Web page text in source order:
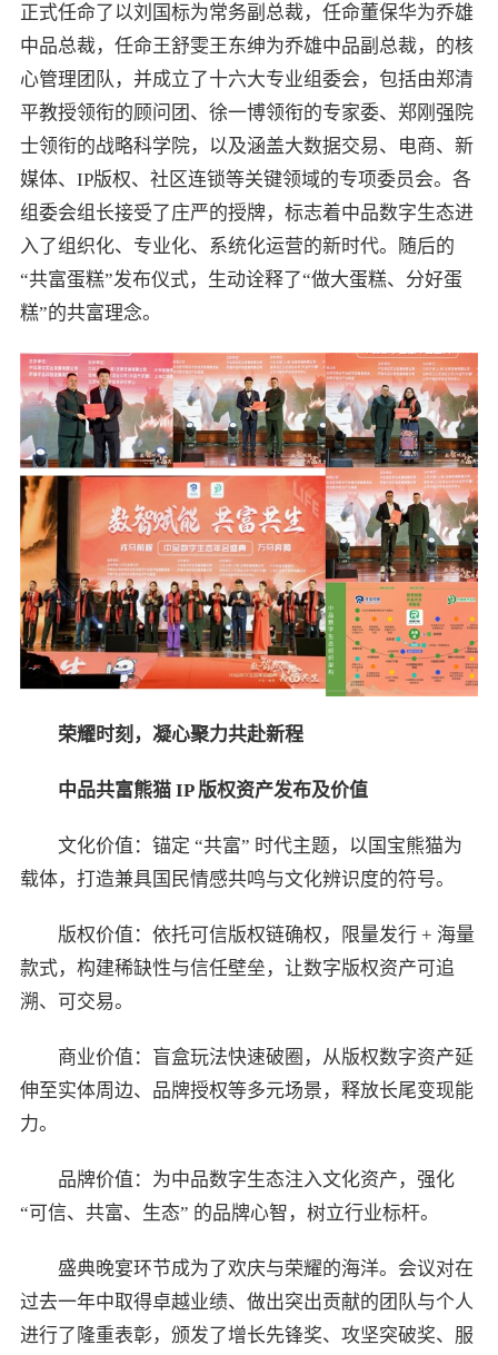
正式任命了以刘国标为常务副总裁，任命董保华为乔雄
中品总裁，任命王舒雯王东绅为乔雄中品副总裁，的核
心管理团队，并成立了十六大专业组委会，包括由郑清
平教授领衔的顾问团、徐一博领衔的专家委、郑刚强院
士领衔的战略科学院，以及涵盖大数据交易、电商、新
媒体、IP版权、社区连锁等关键领域的专项委员会。各
组委会组长接受了庄严的授牌，标志着中品数字生态进
入了组织化、专业化、系统化运营的新时代。随后的
“共富蛋糕”发布仪式，生动诠释了“做大蛋糕、分好蛋
糕”的共富理念。
荣耀时刻，凝心聚力共赴新程
中品共富熊猫 IP 版权资产发布及价值
文化价值：锚定 “共富” 时代主题，以国宝熊猫为
载体，打造兼具国民情感共鸣与文化辨识度的符号。
版权价值：依托可信版权链确权，限量发行 + 海量
款式，构建稀缺性与信任壁垒，让数字版权资产可追
溯、可交易。
商业价值：盲盒玩法快速破圈，从版权数字资产延
伸至实体周边、品牌授权等多元场景，释放长尾变现能
力。
品牌价值：为中品数字生态注入文化资产，强化
“可信、共富、生态” 的品牌心智，树立行业标杆。
盛典晚宴环节成为了欢庆与荣耀的海洋。会议对在
过去一年中取得卓越业绩、做出突出贡献的团队与个人
进行了隆重表彰，颁发了增长先锋奖、攻坚突破奖、服